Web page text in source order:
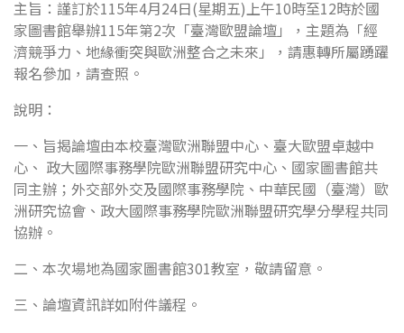
主旨：謹訂於115年4月24日(星期五)上午10時至12時於國
家圖書館舉辦115年第2次「臺灣歐盟論壇」，主題為「經
濟競爭力、地緣衝突與歐洲整合之未來」，請惠轉所屬踴躍
報名參加，請查照。
說明：
一、旨揭論壇由本校臺灣歐洲聯盟中心、臺大歐盟卓越中
心、 政大國際事務學院歐洲聯盟研究中心、國家圖書館共
同主辦；外交部外交及國際事務學院、中華民國（臺灣）歐
洲研究協會、政大國際事務學院歐洲聯盟研究學分學程共同
協辦。
二、本次場地為國家圖書館301教室，敬請留意。
三、論壇資訊詳如附件議程。